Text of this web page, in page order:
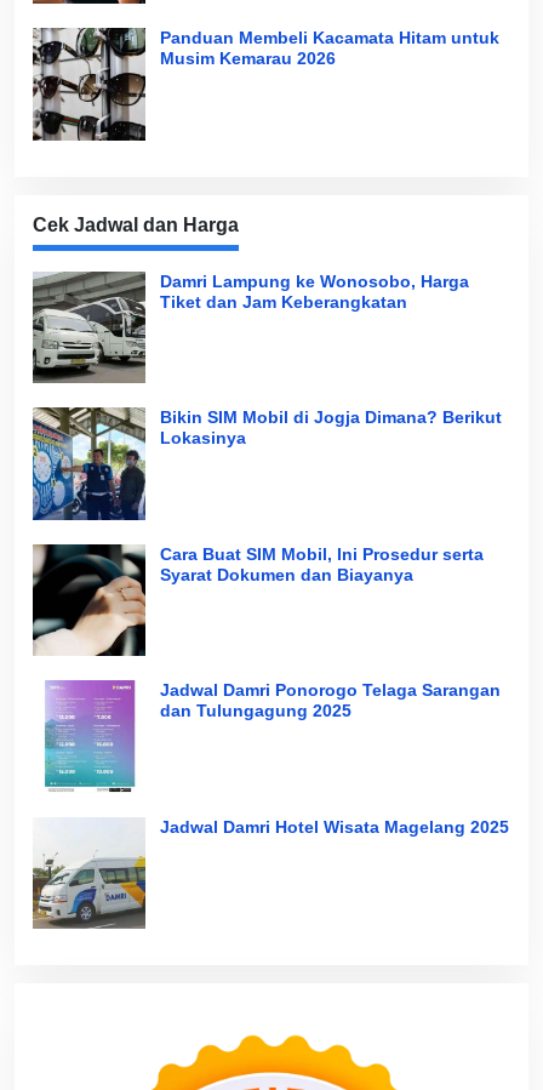
Panduan Membeli Kacamata Hitam untuk
Musim Kemarau 2026
Cek Jadwal dan Harga
Damri Lampung ke Wonosobo, Harga
Tiket dan Jam Keberangkatan
Bikin SIM Mobil di Jogja Dimana? Berikut
Lokasinya
Cara Buat SIM Mobil, Ini Prosedur serta
Syarat Dokumen dan Biayanya
Jadwal Damri Ponorogo Telaga Sarangan
dan Tulungagung 2025
Jadwal Damri Hotel Wisata Magelang 2025